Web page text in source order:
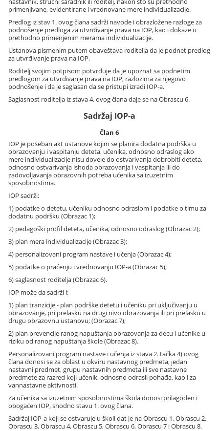
primenjivane, evidentirane i vrednovane mere individualizacije.
Predlog iz stav 1. ovog člana sadrži navode i obrazložene razloge za
podnošenje predloga za utvrđivanje prava na IOP, kao i dokaze o
prethodno primenjenim merama individualizacije.
Ustanova pismenim putem obaveštava roditelja da je podnet predlog
za utvrđivanje prava na IOP.
Roditelj svojim potpisom potvrđuje da je upoznat sa podnetim
predlogom za utvrđivanje prava na IOP, razlozima za njegovo
podnošenje i da je saglasan da se pristupi izradi IOP-a.
Saglasnost roditelja iz stava 4. ovog člana daje se na Obrascu 6.
Sadržaj IOP-a
Član 6
IOP je poseban akt ustanove kojim se planira dodatna podrška u
obrazovanju i vaspitanju deteta, učenika, odnosno odraslog ako
mere individualizacije nisu dovele do ostvarivanja dobrobiti deteta,
odnosno ostvarivanja ishoda obrazovanja i vaspitanja ili do
zadovoljavanja obrazovnih potreba učenika sa izuzetnim
sposobnostima.
IOP sadrži:
1) podatke o detetu, učeniku odnosno odraslom i podatke o timu za
dodatnu podršku (Obrazac 1);
2) pedagoški profil deteta, učenika, odnosno odraslog (Obrazac 2);
3) plan mera individualizacije (Obrazac 3);
4) personalizovani program nastave i učenja (Obrazac 4);
5) podatke o praćenju i vrednovanju IOP-a (Obrazac 5);
6) saglasnost roditelja (Obrazac 6).
IOP može da sadrži i:
1) plan tranzicije - plan podrške detetu i učeniku pri uključivanju u
obrazovanje, pri prelasku na drugi nivo obrazovanja ili pri prelasku u
drugu obrazovnu ustanovu; (Obrazac 7);
2) plan prevencije ranog napuštanja obrazovanja za decu i učenike u
riziku od ranog napuštanja škole (Obrazac 8).
Personalizovani program nastave i učenja iz stava 2. tačka 4) ovog
člana donosi se za oblast u okviru nastavnog predmeta, jedan
nastavni predmet, grupu nastavnih predmeta ili sve nastavne
predmete za razred koji učenik, odnosno odrasli pohađa, kao i za
vannastavne aktivnosti.
Za učenika sa izuzetnim sposobnostima škola donosi prilagođen i
obogaćen IOP, shodno stavu 1. ovog člana.
Sadržaj IOP-a koji se ostvaruje u školi dat je na Obrascu 1, Obrascu 2,
Obrascu 3, Obrascu 4, Obrascu 5, Obrascu 6, Obrascu 7 i Obrascu 8.